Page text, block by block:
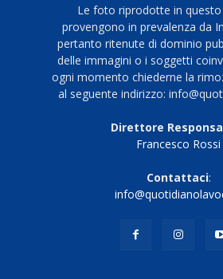
Le foto riprodotte in
provengono in prevalenza da
pertanto ritenute di dominio
delle immagini o i soggetti
ogni momento chiederne la
al seguente indirizzo:
Direttore
Francesco Rossi
Contattaci: